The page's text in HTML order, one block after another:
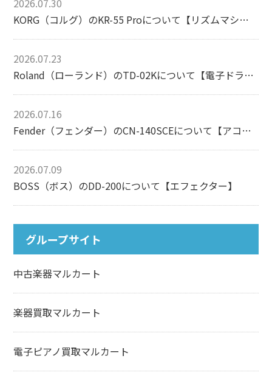
2026.07.30
KORG（コルグ）のKR-55 Proについて【リズムマシン】
2026.07.23
Roland（ローランド）のTD-02Kについて【電子ドラム】
2026.07.16
Fender（フェンダー）のCN-140SCEについて【アコースティックギター】
2026.07.09
BOSS（ボス）のDD-200について【エフェクター】
グループサイト
中古楽器マルカート
楽器買取マルカート
電子ピアノ買取マルカート